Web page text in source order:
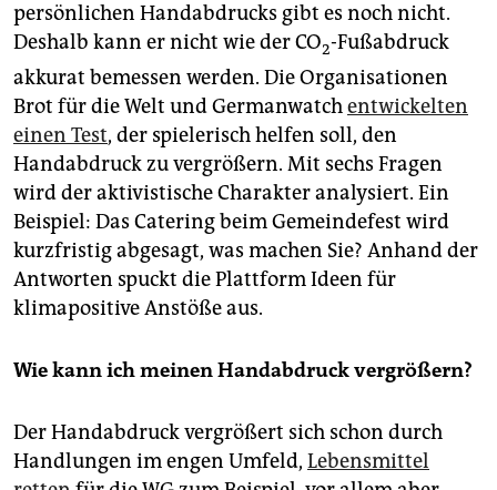
persönlichen Handabdrucks gibt es noch nicht.
Deshalb kann er nicht wie der CO2-Fußabdruck
akkurat bemessen werden. Die Organisationen
Brot für die Welt und Germanwatchentwickelten
einen Test, der spielerisch helfen soll, den
Handabdruck zu vergrößern. Mit sechs Fragen
wird der aktivistische Charakter analysiert. Ein
Beispiel: Das Catering beim Gemeindefest wird
kurzfristig abgesagt, was machen Sie? Anhand der
Antworten spuckt die Plattform Ideen für
klimapositive Anstöße aus.
Wie kann ich meinen Handabdruck vergrößern?
Der Handabdruck vergrößert sich schon durch
Handlungen im engen Umfeld, Lebensmittel